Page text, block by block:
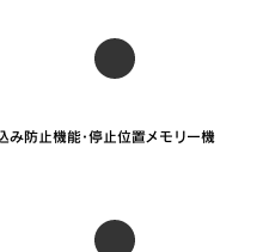
み防止機能・停止位置メモリー機